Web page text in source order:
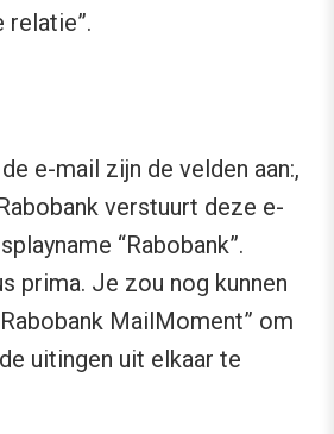
relatie”.
e-mail zijn de velden aan:,
verstuurt deze e-
“Rabobank”.
prima. Je zou nog kunnen
MailMoment” om
uitingen uit elkaar te